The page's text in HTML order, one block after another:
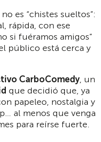
es “chistes sueltos”:
rápida, con ese
si fuéramos amigos”
público está cerca y
CarboComedy, un
que decidió que, ya
papeleo, nostalgia y
al menos que venga
para reírse fuerte.